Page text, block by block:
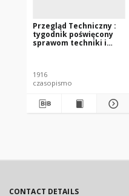
Przegląd Techniczny :
tygodnik poświęcony
sprawom techniki i
1916
czasopismo
CONTACT DETAILS